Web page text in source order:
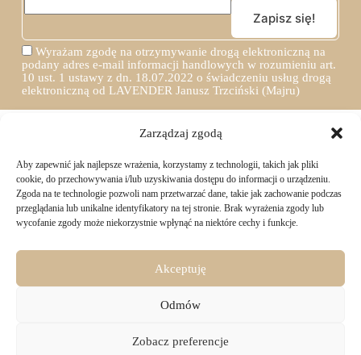
Zarządzaj zgodą
Aby zapewnić jak najlepsze wrażenia, korzystamy z technologii, takich jak pliki
cookie, do przechowywania i/lub uzyskiwania dostępu do informacji o urządzeniu.
Zgoda na te technologie pozwoli nam przetwarzać dane, takie jak zachowanie podczas
przeglądania lub unikalne identyfikatory na tej stronie. Brak wyrażenia zgody lub
wycofanie zgody może niekorzystnie wpłynąć na niektóre cechy i funkcje.
Akceptuję
Odmów
Zobacz preferencje
Wyrażam zgodę na otrzymywanie drogą elektroniczną na
podany adres e-mail informacji handlowych w rozumieniu art.
10 ust. 1 ustawy z dn. 18.07.2022 o świadczeniu usług drogą
elektroniczną od LAVENDER Janusz Trzciński (Majru)
TWOJE ZAKUPY
Logowanie i rejestracja
Jak złożyć zamówienie
Formy płatności
14 dni na zwrot zakupów
INFORMACJE PRAWNE
Regulamin sklepu
Materiały do pobrania
KONTAKT
biuro@majru.comCopyright © 2026 - Majru